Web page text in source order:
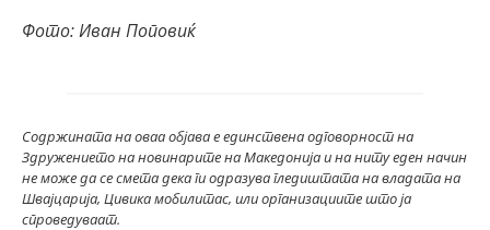
Фото: Иван Поповиќ
Содржината на оваа објава е единствена одговорност на
Здружението на новинарите на Македонија и на ниту еден начин
не може да се смета дека ги одразува гледиштата на владата на
Швајцарија, Цивика мобилитас, или организациите што ја
спроведуваат.